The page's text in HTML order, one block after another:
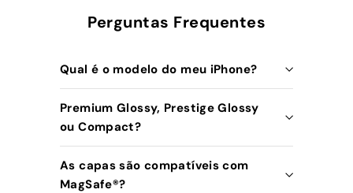
Perguntas Frequentes
Qual é o modelo do meu iPhone?
Premium Glossy, Prestige Glossy
ou Compact?
As capas são compatíveis com
MagSafe®️?